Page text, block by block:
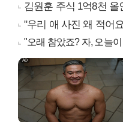
김원훈 주식 1억8천
"우리 애 사진 왜 적어
"오래 참았죠? 자, 오늘